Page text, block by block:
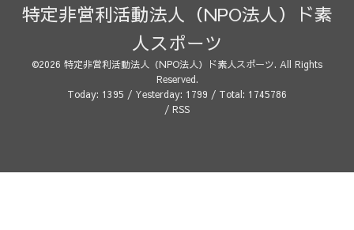
特定非営利活動法人（NPO法人）ド素
人スポーツ
©2026 特定非営利活動法人（NPO法人）ド素人スポーツ. All Rights
Reserved.
Today: 1395 / Yesterday: 1799 / Total: 1745786
/ RSS